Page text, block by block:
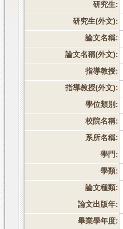
研究生:
研究生(外文):
論文名稱:
論文名稱(外文):
指導教授:
指導教授(外文):
學位類別:
校院名稱:
系所名稱:
學門:
學類:
論文種類:
論文出版年:
畢業學年度: